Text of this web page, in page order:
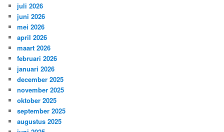
juli 2026
juni 2026
mei 2026
april 2026
maart 2026
februari 2026
januari 2026
december 2025
november 2025
oktober 2025
september 2025
augustus 2025